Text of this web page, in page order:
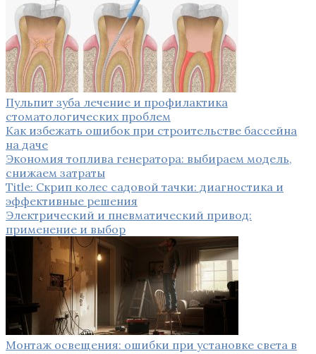
Пульпит зуба лечение и профилактика
стоматологических проблем
Как избежать ошибок при строительстве бассейна
на даче
Экономия топлива генератора: выбираем модель,
снижаем затраты
Title: Скрип колес садовой тачки: диагностика и
эффективные решения
Электрический и пневматический привод:
применение и выбор
Монтаж освещения: ошибки при установке света в